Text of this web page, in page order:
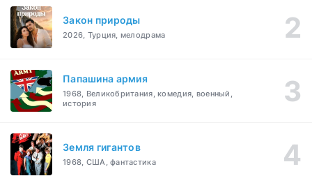
Закон природы
2026, Турция, мелодрама
Папашина армия
1968, Великобритания, комедия, военный,
история
Земля гигантов
1968, США, фантастика